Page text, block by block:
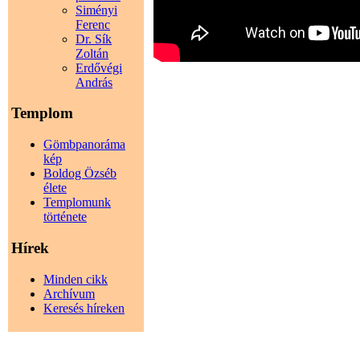
Siményi
Ferenc
Dr. Sík
Zoltán
Erdővégi
András
Templom
Gömbpanoráma
kép
Boldog Özséb
élete
Templomunk
története
Hírek
Minden cikk
Archívum
Keresés híreken